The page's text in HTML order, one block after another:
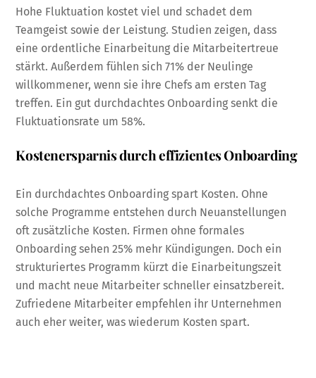
Hohe Fluktuation kostet viel und schadet dem
Teamgeist sowie der Leistung. Studien zeigen, dass
eine ordentliche Einarbeitung die Mitarbeitertreue
stärkt. Außerdem fühlen sich 71% der Neulinge
willkommener, wenn sie ihre Chefs am ersten Tag
treffen. Ein gut durchdachtes Onboarding senkt die
Fluktuationsrate um 58%.
Kostenersparnis durch effizientes Onboarding
Ein durchdachtes Onboarding spart Kosten. Ohne
solche Programme entstehen durch Neuanstellungen
oft zusätzliche Kosten. Firmen ohne formales
Onboarding sehen 25% mehr Kündigungen. Doch ein
strukturiertes Programm kürzt die Einarbeitungszeit
und macht neue Mitarbeiter schneller einsatzbereit.
Zufriedene Mitarbeiter empfehlen ihr Unternehmen
auch eher weiter, was wiederum Kosten spart.